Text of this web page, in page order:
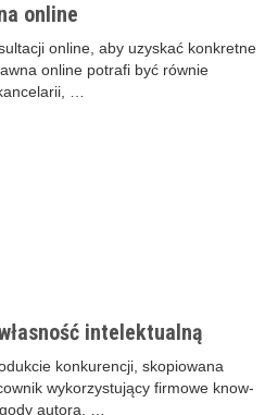
online
online, aby uzyskać konkretne
online potrafi być równie
…
intelektualną
konkurencji, skopiowana
wykorzystujący firmowe know-
autora. …